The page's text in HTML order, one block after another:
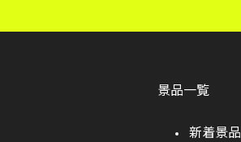
景品一覧
新着景品